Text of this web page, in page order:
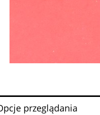
przeglądania